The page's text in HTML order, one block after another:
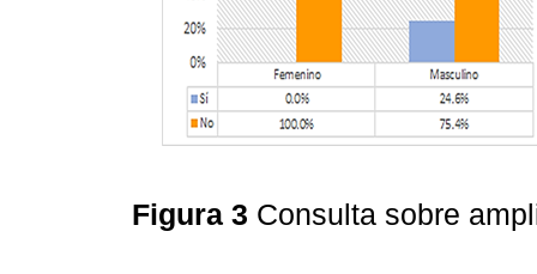
Figura 3 Consulta sobre